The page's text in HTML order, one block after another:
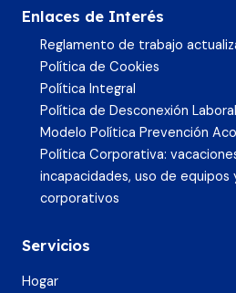
Enlaces de Interés
Reglamento de trabajo
Política de Cookies
Política Integral
Política de Desconexión Laboral
Modelo Política Prevención
Política Corporativa:
incapacidades, uso de equipos
corporativos
Servicios
Hogar